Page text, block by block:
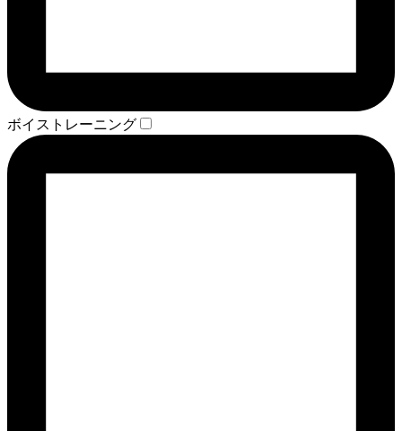
ボイストレーニング